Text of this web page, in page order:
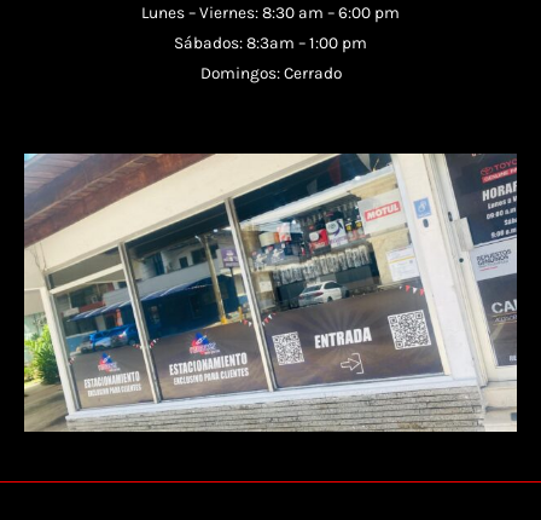
Lunes – Viernes: 8:30 am – 6:00 pm
Sábados: 8:3am – 1:00 pm
Domingos: Cerrado